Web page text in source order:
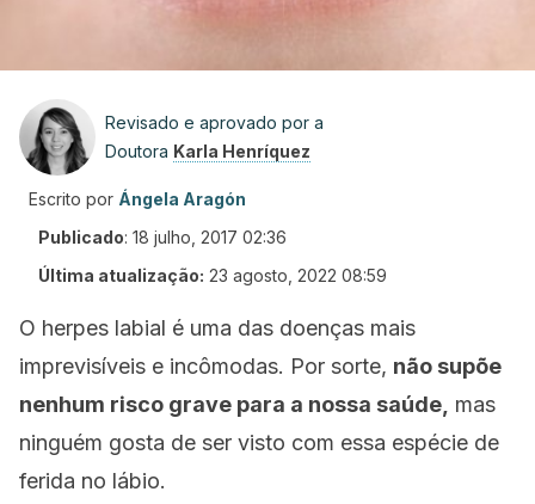
Revisado e aprovado por a
Doutora Karla Henríquez
Escrito por Ángela Aragón
Publicado: 18 julho, 2017 02:36
Última atualização: 23 agosto, 2022 08:59
O herpes labial é uma das doenças mais
imprevisíveis e incômodas. Por sorte, não supõe
nenhum risco grave para a nossa saúde, mas
ninguém gosta de ser visto com essa espécie de
ferida no lábio.